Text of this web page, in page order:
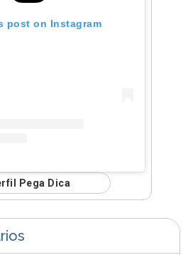
post on Instagram
Pega Dica